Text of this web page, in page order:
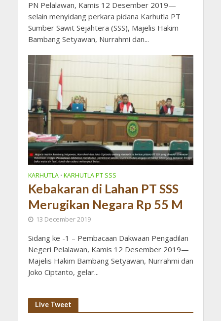
PN Pelalawan, Kamis 12 Desember 2019—
selain menyidang perkara pidana Karhutla PT
Sumber Sawit Sejahtera (SSS), Majelis Hakim
Bambang Setyawan, Nurrahmi dan...
KARHUTLA • KARHUTLA PT SSS
Kebakaran di Lahan PT SSS
Merugikan Negara Rp 55 M
13 December 2019
Sidang ke -1 – Pembacaan Dakwaan Pengadilan
Negeri Pelalawan, Kamis 12 Desember 2019—
Majelis Hakim Bambang Setyawan, Nurrahmi dan
Joko Ciptanto, gelar...
Live Tweet